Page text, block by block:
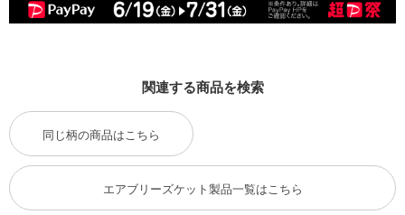
関連する商品を検索
同じ柄の商品はこちら
エアブリーズケット製品一覧はこちら